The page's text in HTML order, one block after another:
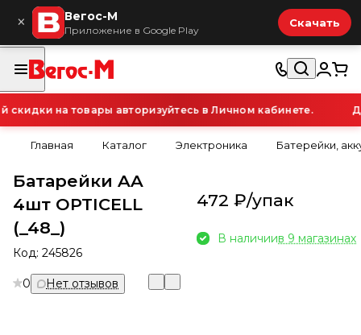
× Вегос-М
Приложение в Google Play
Скачать
на товары авторизуйтесь в Личном кабинете.
Главная Каталог Электроника Батерейки,
Батарейки AA
4шт OPTICELL
(_48_)
Код: 245826
0 Нет отзывов
472 ₽/упак
В наличиив 9 магазинах